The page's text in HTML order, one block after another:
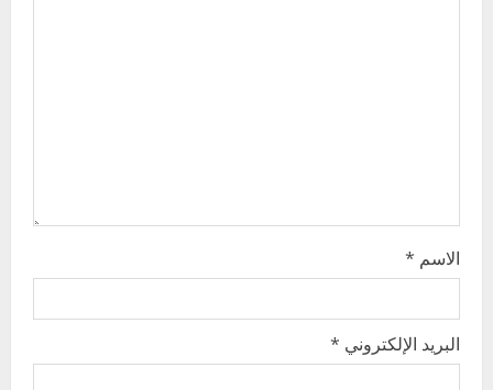
الاسم *
البريد الإلكتروني *